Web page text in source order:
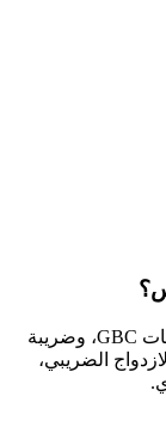
توفر موريشيوس معدل ضريبي فعال 3% لشركات GBC، وضريبة
لتجنب الازدواج الضريبي،